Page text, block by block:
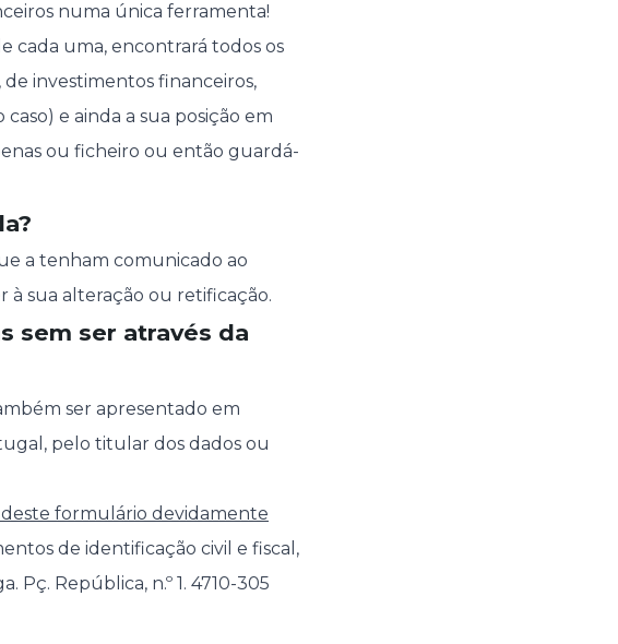
numa única ferramenta!
cada uma, encontrará todos os
investimentos financeiros,
e ainda a sua posição em
ou ficheiro ou então guardá-
a tenham comunicado ao
à sua alteração ou retificação.
sem ser através da
ser apresentado em
pelo titular dos dados ou
formulário devidamente
de identificação civil e fiscal,
Pç. República, n.º 1. 4710-305